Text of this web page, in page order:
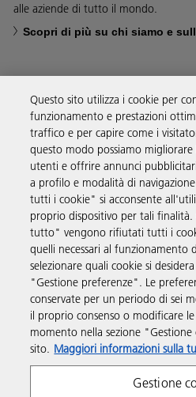
alle aziende di tutto il mondo.
Scopri di più su chi siamo e
Soluzioni
Prodotti e servizi
Supporto
Link utili
Seguici sui social
Questo sito utilizza i cookie per
funzionamento e prestazioni
traffico e per capire come i
questo modo possiamo migliorare
utenti e offrire annunci
a profilo e modalità di
tutti i cookie" si acconsente
proprio dispositivo per tali
tutto" vengono rifiutati tutti i
quelli necessari al funzionamento
selezionare quali cookie si
"Gestione preferenze". Le
conservate per un periodo di sei
il proprio consenso o modificare
momento nella sezione
sito. Maggiori informazioni sulla
Gestione